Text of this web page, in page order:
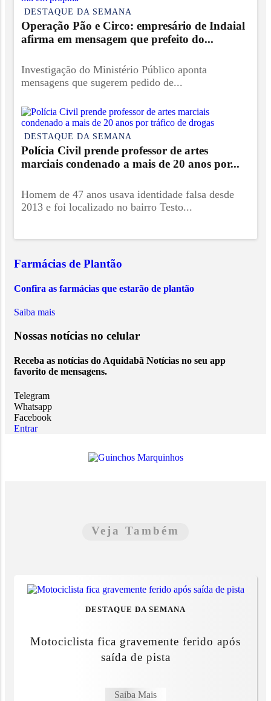
DESTAQUE DA SEMANA
Operação Pão e Circo: empresário de Indaial
afirma em mensagem que prefeito do...
Investigação do Ministério Público aponta
mensagens que sugerem pedido de...
DESTAQUE DA SEMANA
Polícia Civil prende professor de artes
marciais condenado a mais de 20 anos por...
Homem de 47 anos usava identidade falsa desde
2013 e foi localizado no bairro Testo...
Farmácias de Plantão
Confira as farmácias que estarão de plantão
Saiba mais
Nossas notícias no celular
Receba as notícias do Aquidabã Notícias no seu app
favorito de mensagens.
Telegram
Whatsapp
Facebook
Entrar
Veja Também
DESTAQUE DA SEMANA
Motociclista fica gravemente ferido após
saída de pista
Saiba Mais